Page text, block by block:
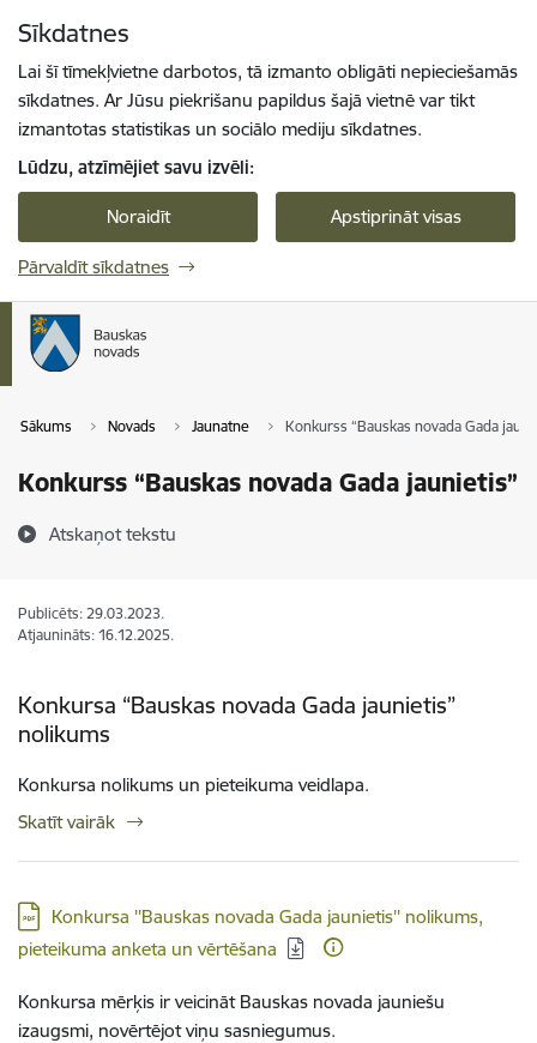
Sīkdatnes
Lai šī tīmekļvietne darbotos, tā izmanto obligāti nepieciešamās
sīkdatnes. Ar Jūsu piekrišanu papildus šajā vietnē var tikt
izmantotas statistikas un sociālo mediju sīkdatnes.
Lūdzu, atzīmējiet savu izvēli:
Noraidīt Apstiprināt visas
Pārvaldīt sīkdatnes
Sākums Novads Jaunatne Konkurss “Bauskas novada Gada
Konkurss “Bauskas novada Gada jaunietis”
Atskaņot tekstu
Publicēts: 29.03.2023.
Atjaunināts: 16.12.2025.
Konkursa “Bauskas novada Gada jaunietis”
nolikums
Konkursa nolikums un pieteikuma veidlapa.
Skatīt vairāk
Lejupielādēt:
Konkursa ''Bauskas novada Gada jaunietis'' nolikums,
pieteikuma anketa un vērtēšana
Konkursa mērķis ir veicināt Bauskas novada jauniešu
izaugsmi, novērtējot viņu sasniegumus.